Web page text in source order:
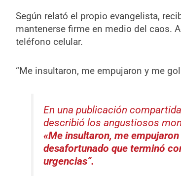
Según relató el propio evangelista,
mantenerse firme en medio del caos.
teléfono celular.
“Me insultaron, me empujaron y me
En una publicación
describió los angustiosos
«Me insultaron, me
desafortunado que terminó
urgencias”.